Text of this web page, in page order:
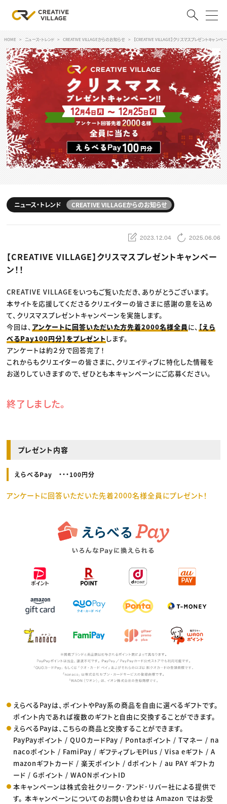
ログイン 会員登録
RECRUIT
クリエイター求人を探す
CREATIVE JOB求人検索
特集求人
採用説明会
転職支援サービス
CONTENTS
スキルアップしたい！ トップ
デザイン
動画配信・映像制作
ディレクション
業界解説・キャリア事情
お役立ち基礎知識
TOP Creator’s コラム
ゲームクリエイター
映像クリエイター
マーケッター
C＆R Magazine
ニュース・トレンド
Web
映像
ゲーム・エンタメ
広告
出版
CREATIVE VILLAGEからのお知らせ
HOME ニュース・トレンド CREATIVE VILLAGEからのお知らせ 【CREATIVE VILLAGE】クリスマスプレゼントキャンペー
ニュース・トレンド CREATIVE VILLAGEからのお知らせ
2023.12.04 2025.06.06
【CREATIVE VILLAGE】クリスマスプレゼントキャンペー
ン！！
CREATIVE VILLAGEをいつもご覧いただき、ありがとうございます。
本サイトを応援してくださるクリエイターの皆さまに感謝の意を込め
て、クリスマスプレゼントキャンペーンを実施します。
今回は、 アンケートに回答いただいた方先着2000名様全員に、 【えら
べるPay100円分】をプレゼントします。
アンケートは約２分で回答完了！
これからもクリエイターの皆さまに、クリエイティブに特化した情報を
お送りしていきますので、ぜひとも本キャンペーンにご応募ください。
終了しました。
プレゼント内容
えらべるPay ・・・100円分
アンケートに回答いただいた先着2000名様全員にプレゼント！
えらべるPayは、ポイントやPay系の商品を自由に選べるギフトです。
ポイント内であれば複数のギフトと自由に交換することができます。
えらべるPayは、こちらの商品と交換することができます。
PayPayポイント / QUOカードPay / Pontaポイント / Tマネー / na
nacoポイント / FamiPay / ギフティプレモPlus / Visa eギフト / A
mazonギフトカード / 楽天ポイント / dポイント / au PAY ギフトカ
ード / Gポイント / WAONポイントID
本キャンペーンは株式会社クリーク･アンド･リバー社による提供で
す。 本キャンペーンについてのお問い合わせは Amazon ではお受